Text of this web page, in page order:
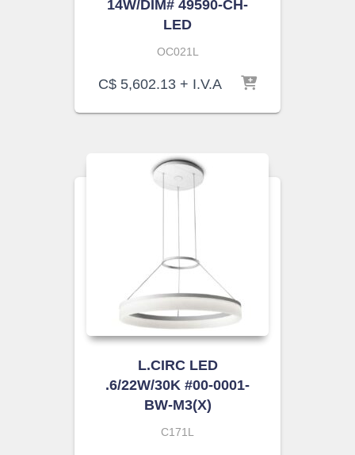
14W/DIM# 49590-CH-
LED
OC021L
C$ 5,602.13 + I.V.A
L.CIRC LED
.6/22W/30K #00-0001-
BW-M3(X)
C171L